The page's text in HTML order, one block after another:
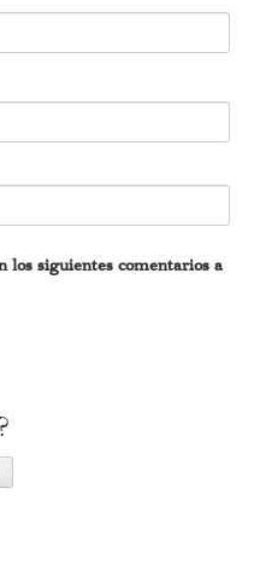
los siguientes comentarios a